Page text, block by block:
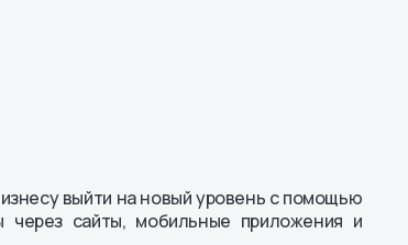
выйти на новый уровень с помощью
сайты, мобильные приложения и